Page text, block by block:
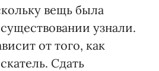
вещь была
узнали.
от того, как
Сдать